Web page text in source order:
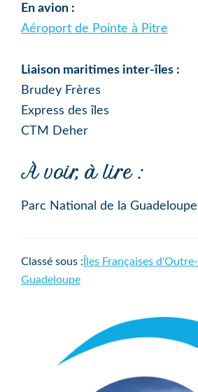
En avion :
Aéroport de Pointe à Pitre
Liaison maritimes inter-îles :
Brudey Frères
Express des îles
CTM Deher
À voir, à lire :
Parc National de la Guadeloupe
Classé sous : Îles Françaises
Guadeloupe